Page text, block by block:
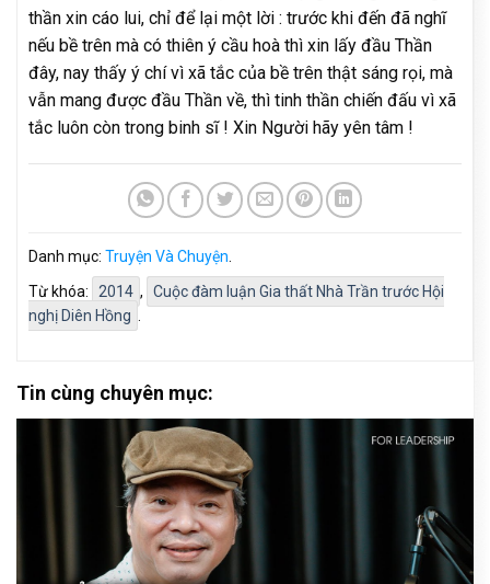
thần xin cáo lui, chỉ để lại một lời : trước khi đến đã nghĩ
nếu bề trên mà có thiên ý cầu hoà thì xin lấy đầu Thần
đây, nay thấy ý chí vì xã tắc của bề trên thật sáng rọi, mà
vẫn mang được đầu Thần về, thì tinh thần chiến đấu vì xã
tắc luôn còn trong binh sĩ ! Xin Người hãy yên tâm !
Danh mục: Truyện Và Chuyện.
Từ khóa:
2014 ,
Cuộc đàm luận Gia thất Nhà Trần trước Hội
nghị Diên Hồng .
Tin cùng chuyên mục: